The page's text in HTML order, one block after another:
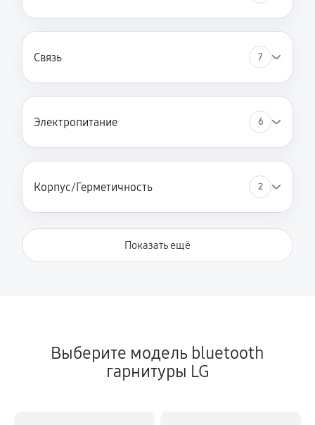
Связь 7
Электропитание 6
Корпус/Герметичность 2
Показать ещё
Выберите модель bluetooth
гарнитуры LG